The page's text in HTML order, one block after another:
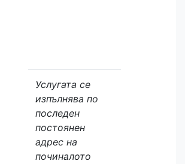
Услугата се
изпълнява по
последен
постоянен
адрес на
починалото